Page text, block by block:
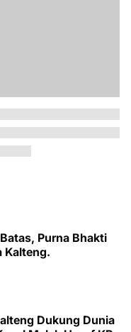
Purna Bhakti
Kalteng.
Dukung Dunia